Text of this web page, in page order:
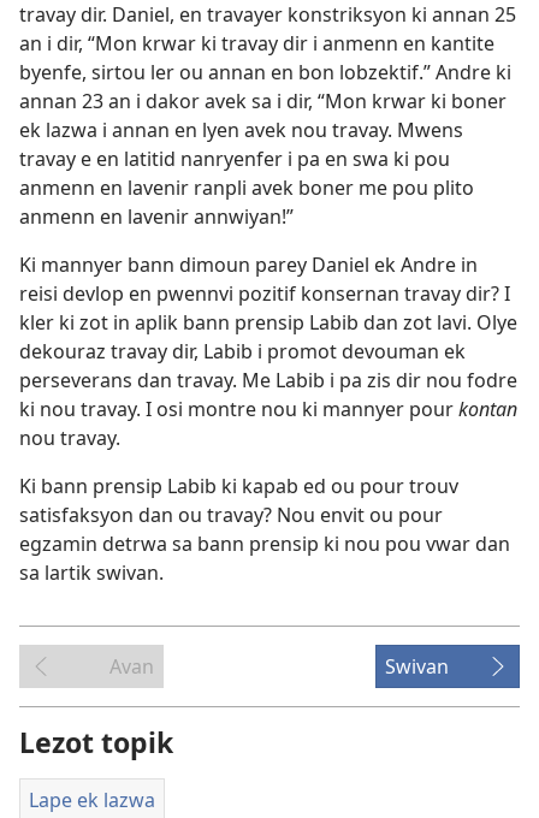
travay dir. Daniel, en travayer konstriksyon ki annan 25
an i dir, “Mon krwar ki travay dir i anmenn en kantite
byenfe, sirtou ler ou annan en bon lobzektif.” Andre ki
annan 23 an i dakor avek sa i dir, “Mon krwar ki boner
ek lazwa i annan en lyen avek nou travay. Mwens
travay e en latitid nanryenfer i pa en swa ki pou
anmenn en lavenir ranpli avek boner me pou plito
anmenn en lavenir annwiyan!”
Ki mannyer bann dimoun parey Daniel ek Andre in
reisi devlop en pwennvi pozitif konsernan travay dir? I
kler ki zot in aplik bann prensip Labib dan zot lavi. Olye
dekouraz travay dir, Labib i promot devouman ek
perseverans dan travay. Me Labib i pa zis dir nou fodre
ki nou travay. I osi montre nou ki mannyer pourkontan
nou travay.
Ki bann prensip Labib ki kapab ed ou pour trouv
satisfaksyon dan ou travay? Nou envit ou pour
egzamin detrwa sa bann prensip ki nou pou vwar dan
sa lartik swivan.
Avan Swivan
Lezot topik
Lape ek lazwa